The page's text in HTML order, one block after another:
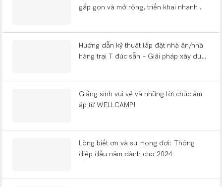
gấp gọn và mở rộng, triển khai nhanh
Hướng dẫn kỹ thuật lắp đặt nhà ăn/nhà
hàng trại T đúc sẵn – Giải pháp xây dựng
Giáng sinh vui vẻ và những lời chúc ấm
áp từ WELLCAMP!
Lòng biết ơn và sự mong đợi: Thông
điệp đầu năm dành cho 2024